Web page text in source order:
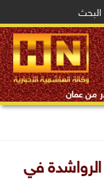
البحث
من عمان
الرواشدة في